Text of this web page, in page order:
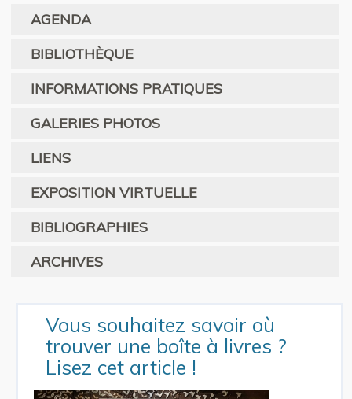
AGENDA
BIBLIOTHÈQUE
INFORMATIONS PRATIQUES
GALERIES PHOTOS
LIENS
EXPOSITION VIRTUELLE
BIBLIOGRAPHIES
ARCHIVES
Vous souhaitez savoir où
trouver une boîte à livres ?
Lisez cet article !